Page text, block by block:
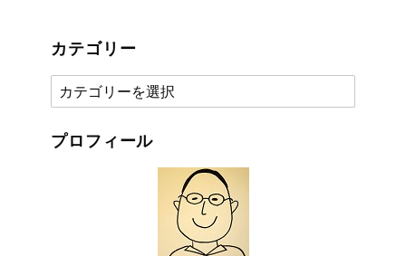
カテゴリー
カ
テ
ゴ
プロフィール